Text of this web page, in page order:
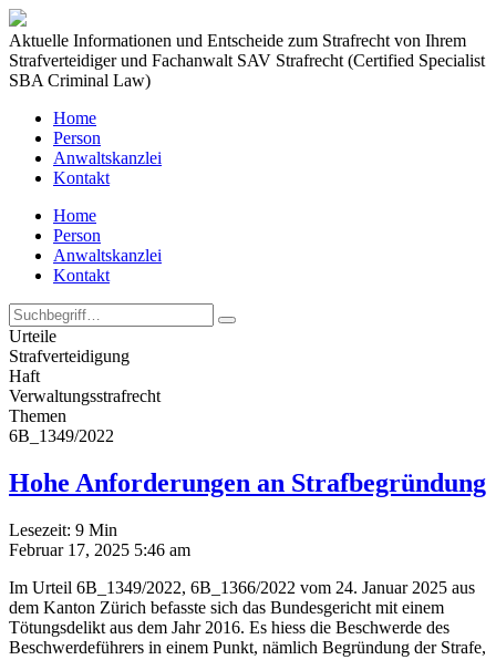
Aktuelle Informationen und Entscheide zum Strafrecht von Ihrem
Strafverteidiger und Fachanwalt SAV Strafrecht (Certified Specialist
SBA Criminal Law)
Home
Person
Anwaltskanzlei
Kontakt
Home
Person
Anwaltskanzlei
Kontakt
Urteile
Strafverteidigung
Haft
Verwaltungs­strafrecht
Themen
6B_1349/2022
Hohe Anforderungen an Strafbegründung
Lesezeit: 9 Min
Februar 17, 2025 5:46 am
Im Urteil 6B_1349/2022, 6B_1366/2022 vom 24. Januar 2025 aus
dem Kanton Zürich befasste sich das Bundesgericht mit einem
Tötungsdelikt aus dem Jahr 2016. Es hiess die Beschwerde des
Beschwerdeführers in einem Punkt, nämlich Begründung der Strafe,